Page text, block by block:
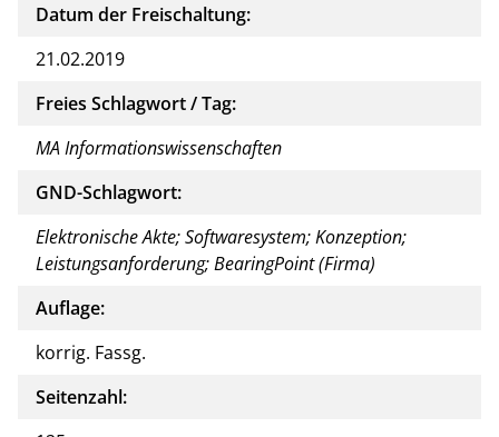
Datum der Freischaltung:
21.02.2019
Freies Schlagwort / Tag:
MA Informationswissenschaften
GND-Schlagwort:
Elektronische Akte; Softwaresystem; Konzeption;
Leistungsanforderung; BearingPoint (Firma)
Auflage:
korrig. Fassg.
Seitenzahl: